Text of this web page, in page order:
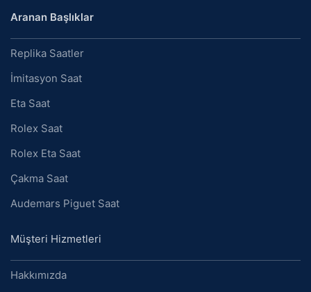
Aranan Başlıklar
Replika Saatler
İmitasyon Saat
Eta Saat
Rolex Saat
Rolex Eta Saat
Çakma Saat
Audemars Piguet Saat
Müşteri Hizmetleri
Hakkımızda